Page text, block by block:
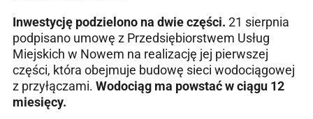
Inwestycję podzielono na dwie części. 21 sierpnia
podpisano umowę z Przedsiębiorstwem Usług
Miejskich w Nowem na realizację jej pierwszej
części, która obejmuje budowę sieci wodociągowej
z przyłączami. Wodociąg ma powstać w ciągu 12
miesięcy.